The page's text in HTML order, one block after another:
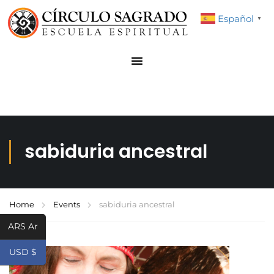
sabiduria ancestral
Home Events sabiduria ancestral
Español ▼
ARS Ar
USD $